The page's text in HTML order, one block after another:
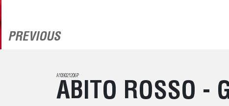
PREVIOUS
A109021206P
ABITO ROSSO -